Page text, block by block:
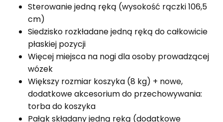
Sterowanie jedną ręką (wysokość rączki 106,5
cm)
Siedzisko rozkładane jedną ręką do całkowicie
płaskiej pozycji
Więcej miejsca na nogi dla osoby prowadzącej
wózek
Większy rozmiar koszyka (8 kg) + nowe,
dodatkowe akcesorium do przechowywania:
torba do koszyka
Pałąk składany jedną ręką (dodatkowe